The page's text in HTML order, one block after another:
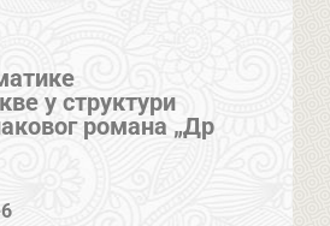
у структури
романа „Др